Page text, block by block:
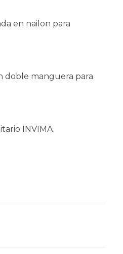
en nailon para
doble manguera para
INVIMA.